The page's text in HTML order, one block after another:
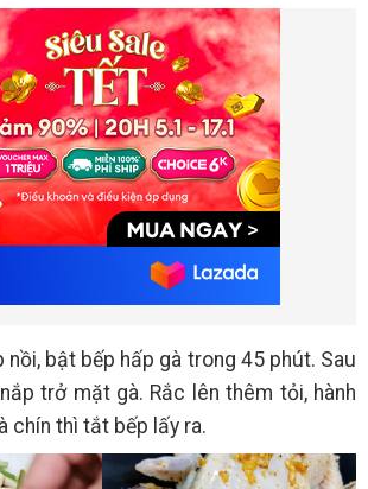
nồi, bật bếp hấp gà trong 45 phút. Sau
trở mặt gà. Rắc lên thêm tỏi, hành
chín thì tắt bếp lấy ra.